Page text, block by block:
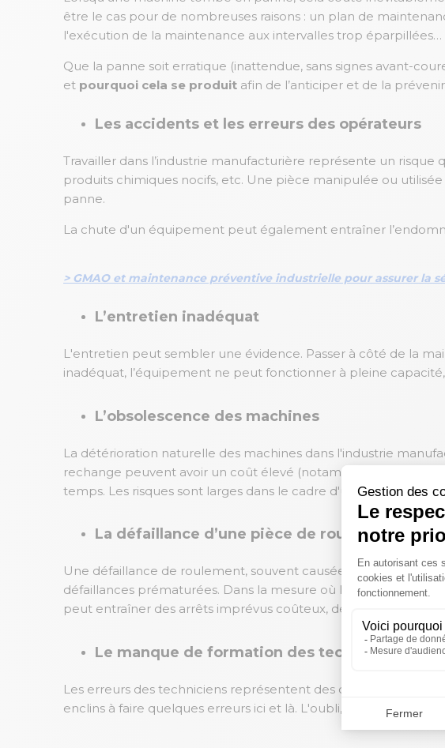
être le cas pour de nombreuses raisons : un plan de
l'exécution de la maintenance aux intervalles trop éparpillées…
Que la panne soit erratique (inattendue, sans signes avant-
et pourquoi cela se produit afin de l’anticiper et de la
Les accidents et les erreurs des opérateurs
Travailler dans l’industrie manufacturière représente un
produits chimiques nocifs, etc. Une pièce manipulée ou
panne.
La chute d'un équipement peut également entraîner
> GMAO et maintenance préventive industrielle pour assurer la
L’entretien inadéquat
L'entretien peut sembler une évidence. Passer à côté de la
inadéquat, l’équipement ne peut fonctionner à pleine
L’obsolescence des machines
La détérioration naturelle des machines dans l'industrie
rechange peuvent avoir un coût élevé (notamment pour les
temps. Les risques sont larges dans le cadre d'un
La défaillance d’une pièce de roulement
Une défaillance de roulement, souvent causée par un défaut
défaillances prématurées. Dans la mesure où les roulements
peut entraîner des arrêts imprévus coûteux, des dommages
Le manque de formation des techniciens
Les erreurs des techniciens représentent des causes vitales
enclins à faire quelques erreurs ici et là. L'oubli, la fatigue et